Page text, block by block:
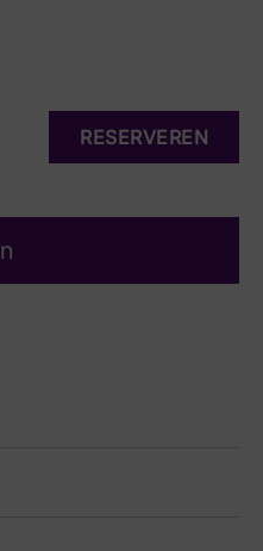
RESERVEREN